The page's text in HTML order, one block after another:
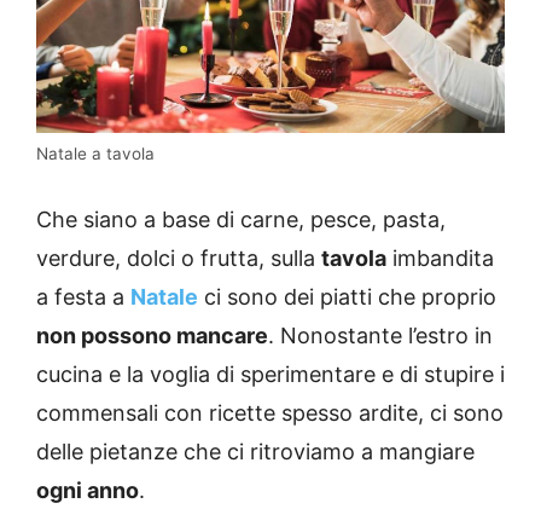
Natale a tavola
Che siano a base di carne, pesce, pasta,
verdure, dolci o frutta, sulla tavola imbandita
a festa a Natale ci sono dei piatti che proprio
non possono mancare. Nonostante l’estro in
cucina e la voglia di sperimentare e di stupire i
commensali con ricette spesso ardite, ci sono
delle pietanze che ci ritroviamo a mangiare
ogni anno.